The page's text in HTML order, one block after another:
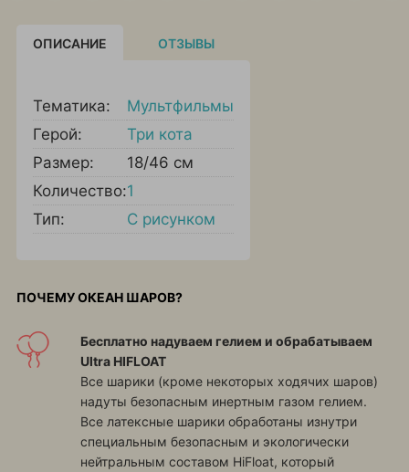
ОПИСАНИЕ ОТЗЫВЫ
Тематика:
Мультфильмы
Герой:
Три кота
Размер:
18/46 см
Количество:1
Тип:
С рисунком
ПОЧЕМУ ОКЕАН ШАРОВ?
Бесплатно надуваем гелием и обрабатываем
Ultra HIFLOAT
Все шарики (кроме некоторых ходячих шаров)
надуты безопасным инертным газом гелием.
Все латексные шарики обработаны изнутри
специальным безопасным и экологически
нейтральным составом HiFloat, который